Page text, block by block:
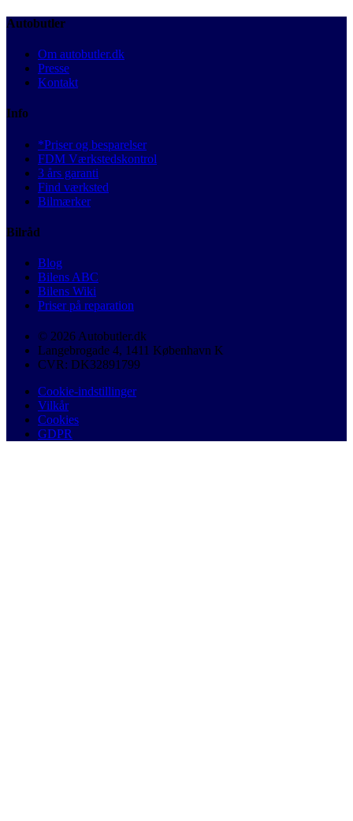
Autobutler
Om autobutler.dk
Presse
Kontakt
Info
*Priser og besparelser
FDM Værkstedskontrol
3 års garanti
Find værksted
Bilmærker
Bilråd
Blog
Bilens ABC
Bilens Wiki
Priser på reparation
© 2026 Autobutler.dk
Langebrogade 4, 1411 København K
CVR: DK32891799
Cookie-indstillinger
Vilkår
Cookies
GDPR